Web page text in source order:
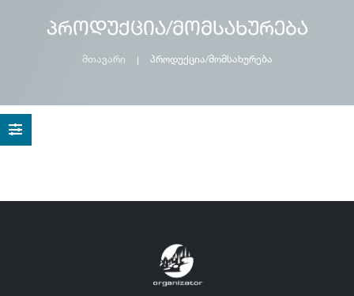
პროდუქცია/მომსახურება
მთავარი პროდუქცია/მომსახურება